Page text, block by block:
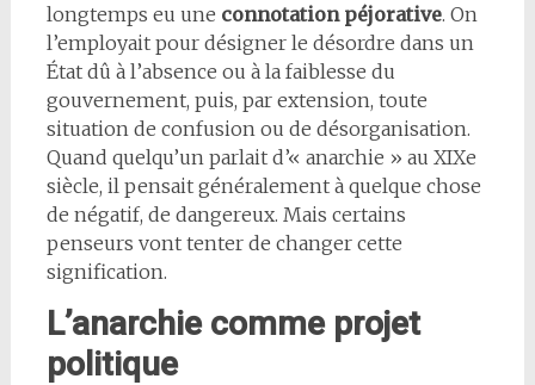
longtemps eu une connotation péjorative. On
l’employait pour désigner le désordre dans un
État dû à l’absence ou à la faiblesse du
gouvernement, puis, par extension, toute
situation de confusion ou de désorganisation.
Quand quelqu’un parlait d’« anarchie » au XIXe
siècle, il pensait généralement à quelque chose
de négatif, de dangereux. Mais certains
penseurs vont tenter de changer cette
signification.
L’anarchie comme projet
politique